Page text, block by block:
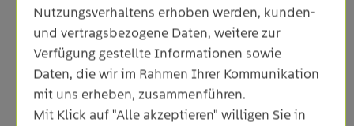
Nutzungsverhaltens erhoben werden, kunden-
und vertragsbezogene Daten, weitere zur
Verfügung gestellte Informationen sowie
Daten, die wir im Rahmen Ihrer Kommunikation
mit uns erheben, zusammenführen.
Mit Klick auf "Alle akzeptieren" willigen Sie in